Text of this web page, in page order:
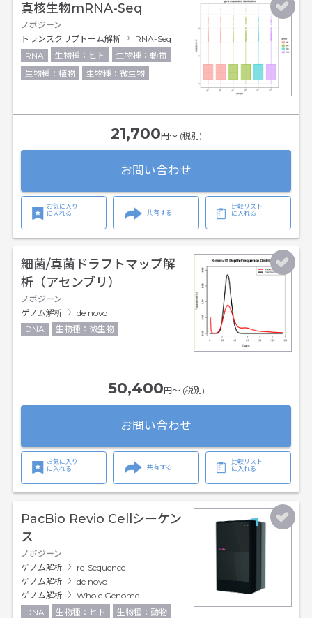
真核生物mRNA-Seq
ノボジーン
トランスクリプトーム解析
RNA-Seq
RNA
生物種：ヒト
生物種：動物
生物種：植物
生物種：微生物
21,700円〜 (税別)
お問い合わせ
お気に入り
に入れる
共有する
比較リスト
に入れる
細菌/真菌ドラフトマップ解
析（アセンブリ）
ノボジーン
ゲノム解析
de novo
DNA
生物種：微生物
50,400円〜 (税別)
お問い合わせ
お気に入り
に入れる
共有する
比較リスト
に入れる
PacBio Revio Cellシーケン
ス
ノボジーン
ゲノム解析
re-Sequence
ゲノム解析
de novo
ゲノム解析
Whole Genome
DNA
生物種：ヒト
生物種：動物